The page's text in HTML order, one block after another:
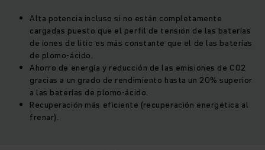
Alta potencia incluso si no están completamente
cargadas puesto que el perfil de tensión de las baterías
de iones de litio es más constante que el de las baterías
de plomo-ácido.
Ahorro de energía y reducción de las emisiones de CO2
gracias a un grado de rendimiento hasta un 20% superior
a las baterías de plomo-ácido.
Recuperación más eficiente (recuperación energética al
frenar).